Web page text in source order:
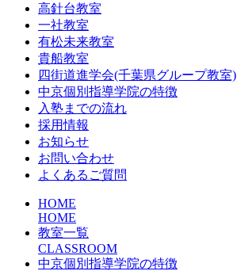
高針台教室
一社教室
有松未来教室
貴船教室
四街道進学会(千葉県グループ教室)
中京個別指導学院の特徴
入塾までの流れ
採用情報
お知らせ
お問い合わせ
よくあるご質問
HOME
HOME
教室一覧
CLASSROOM
中京個別指導学院の特徴